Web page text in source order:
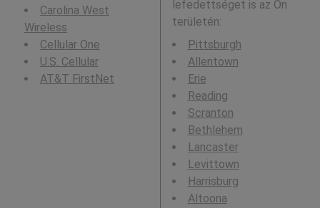
Carolina West
Wireless
Cellular One
U.S. Cellular
AT&T FirstNet
lefedettséget is az Ön
területén:
Pittsburgh
Allentown
Erie
Reading
Scranton
Bethlehem
Lancaster
Levittown
Harrisburg
Altoona